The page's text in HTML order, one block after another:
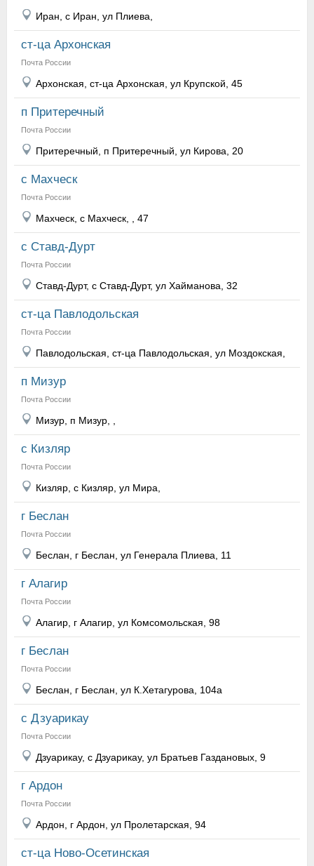
Иран, с Иран, ул Плиева,
ст-ца Архонская
Почта России
Архонская, ст-ца Архонская, ул Крупской, 45
п Притеречный
Почта России
Притеречный, п Притеречный, ул Кирова, 20
с Махческ
Почта России
Махческ, с Махческ, , 47
с Ставд-Дурт
Почта России
Ставд-Дурт, с Ставд-Дурт, ул Хайманова, 32
ст-ца Павлодольская
Почта России
Павлодольская, ст-ца Павлодольская, ул Моздокская,
п Мизур
Почта России
Мизур, п Мизур, ,
с Кизляр
Почта России
Кизляр, с Кизляр, ул Мира,
г Беслан
Почта России
Беслан, г Беслан, ул Генерала Плиева, 11
г Алагир
Почта России
Алагир, г Алагир, ул Комсомольская, 98
г Беслан
Почта России
Беслан, г Беслан, ул К.Хетагурова, 104а
с Дзуарикау
Почта России
Дзуарикау, с Дзуарикау, ул Братьев Газдановых, 9
г Ардон
Почта России
Ардон, г Ардон, ул Пролетарская, 94
ст-ца Ново-Осетинская